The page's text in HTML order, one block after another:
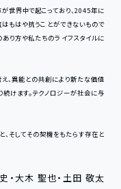
が世界中で起こっており、2045年に
もはや抗うことができないもので
り方や私たちのライフスタイルに
、異能との共創により新たな価値
けます。テクノロジーが社会に与
、そしてその契機をもたらす存在と
大木 聖也・土田 敬太